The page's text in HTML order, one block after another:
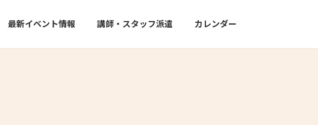
最新イベント情報 講師・スタッフ派遣 カレンダー